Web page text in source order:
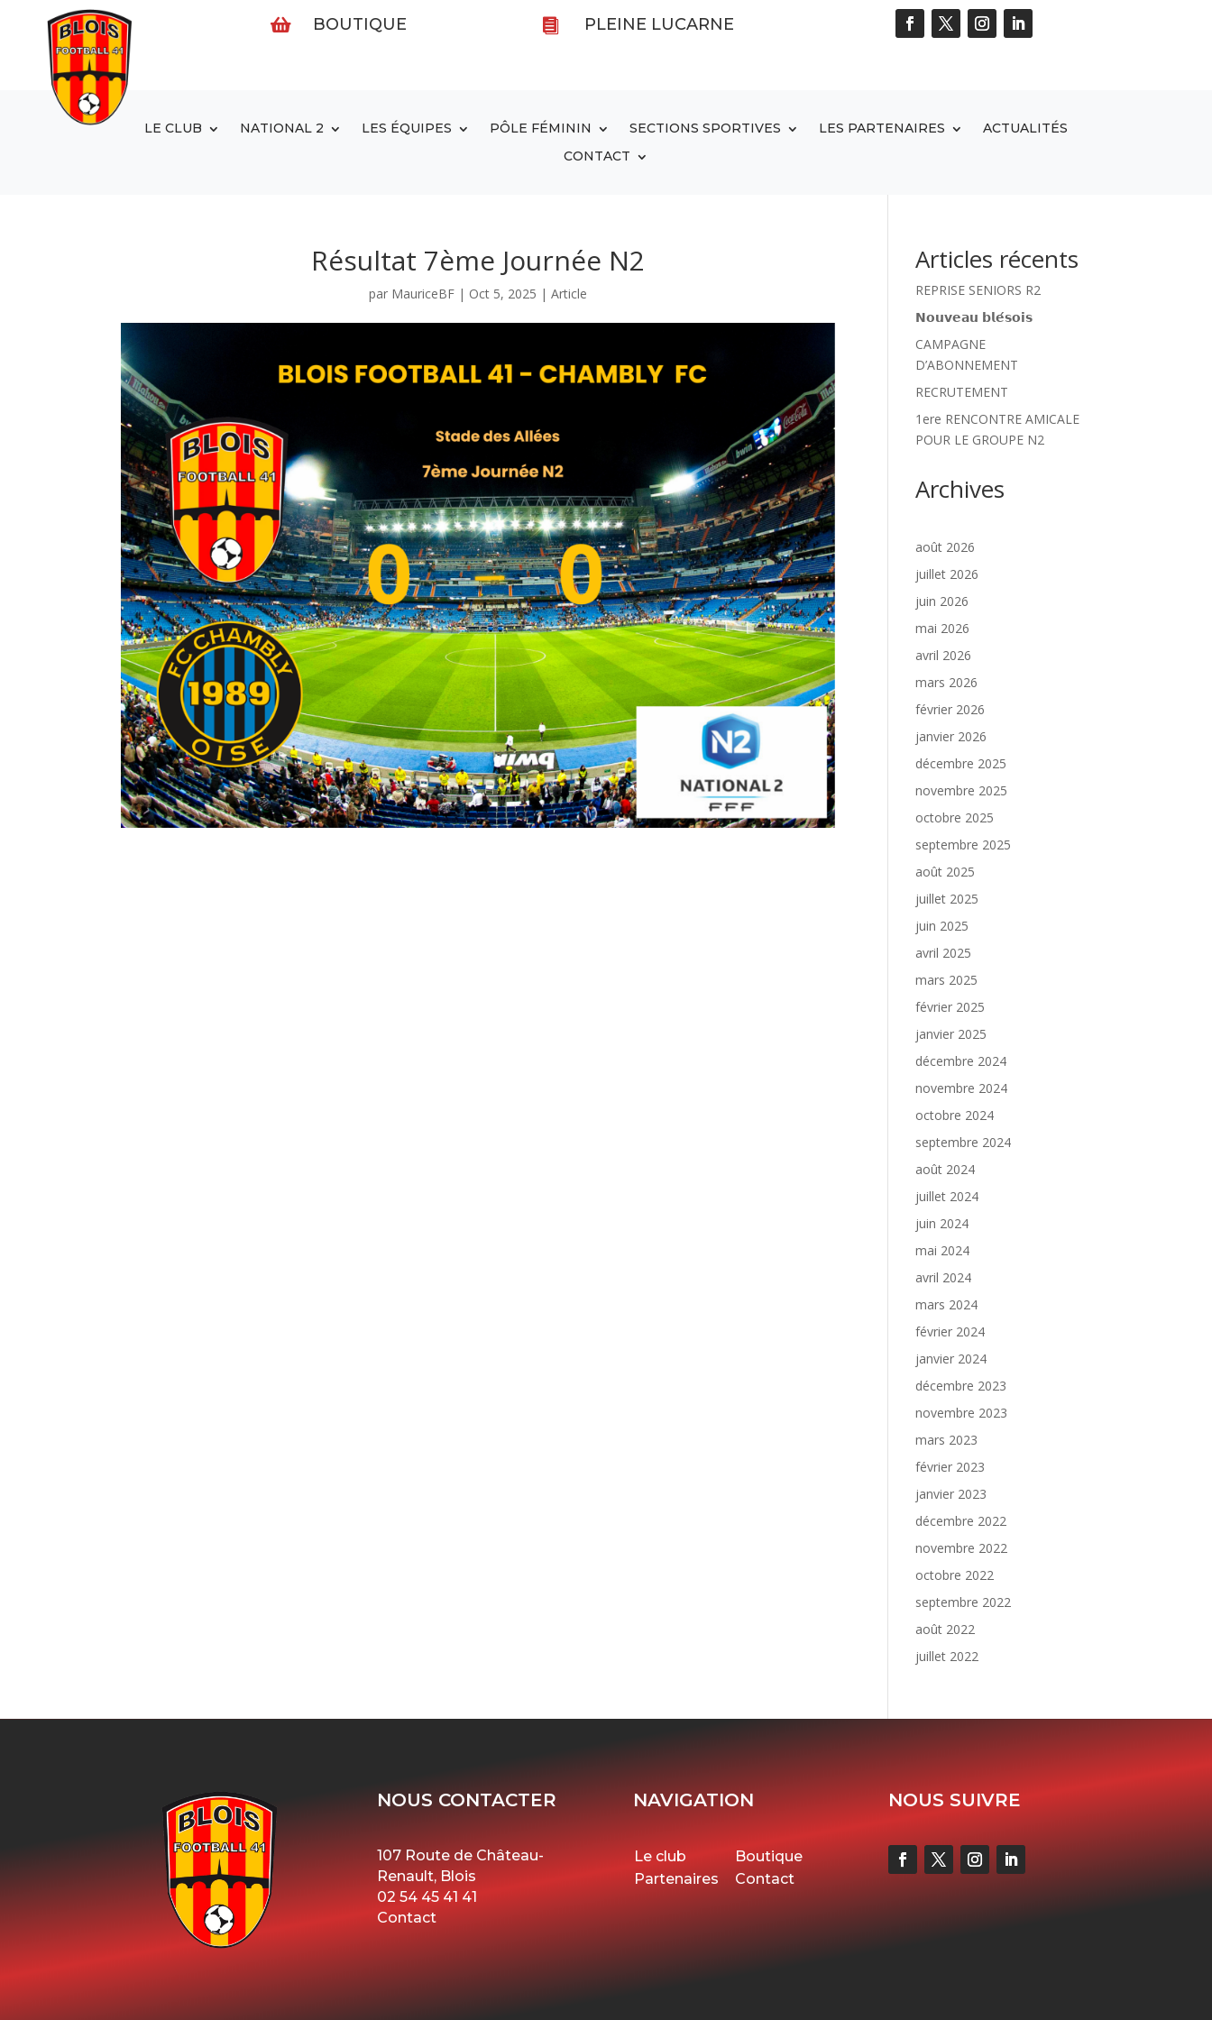
 BOUTIQUE  PLEINE LUCARNE
LE CLUB NATIONAL 2 LES ÉQUIPES PÔLE FÉMININ SECTIONS SPORTIVES LES PARTENAIRES
ACTUALITÉS
CONTACT
Résultat 7ème Journée N2
par MauriceBF | Oct 5, 2025 |Article
Articles récents
REPRISE SENIORS R2
𝗡𝗼𝘂𝘃𝗲𝗮𝘂 𝗯𝗹𝗲́𝘀𝗼𝗶𝘀
CAMPAGNE
D’ABONNEMENT
RECRUTEMENT
1ere RENCONTRE AMICALE
POUR LE GROUPE N2
Archives
août 2026
juillet 2026
juin 2026
mai 2026
avril 2026
mars 2026
février 2026
janvier 2026
décembre 2025
novembre 2025
octobre 2025
septembre 2025
août 2025
juillet 2025
juin 2025
avril 2025
mars 2025
février 2025
janvier 2025
décembre 2024
novembre 2024
octobre 2024
septembre 2024
août 2024
juillet 2024
juin 2024
mai 2024
avril 2024
mars 2024
février 2024
janvier 2024
décembre 2023
novembre 2023
mars 2023
février 2023
janvier 2023
décembre 2022
novembre 2022
octobre 2022
septembre 2022
août 2022
juillet 2022
NOUS CONTACTER
107 Route de Château-
Renault, Blois
02 54 45 41 41
Contact
NAVIGATION
Le club
Boutique
Partenaires
Contact
NOUS SUIVRE